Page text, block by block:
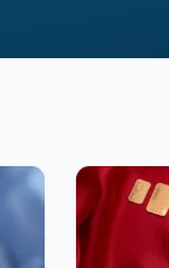
goud